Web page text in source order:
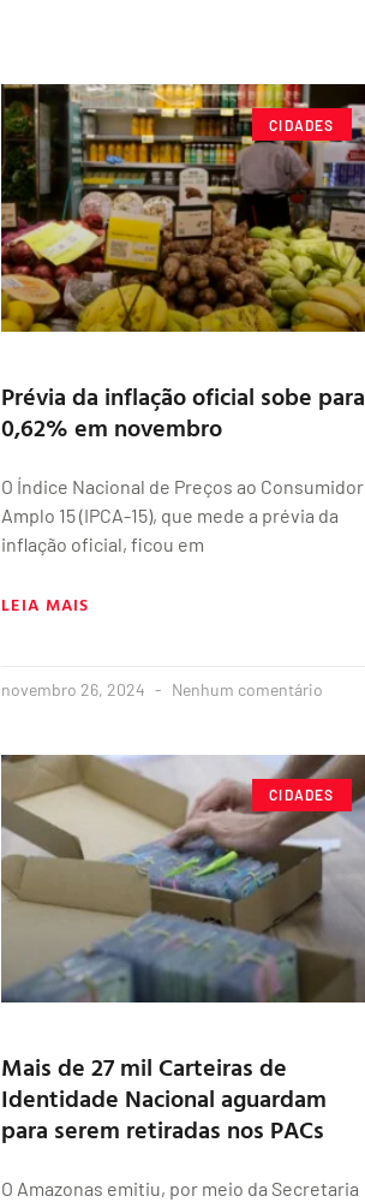
CIDADES
Prévia da inflação oficial sobe para
0,62% em novembro
O Índice Nacional de Preços ao Consumidor
Amplo 15 (IPCA-15), que mede a prévia da
inflação oficial, ficou em
LEIA MAIS
novembro 26, 2024 Nenhum comentário
CIDADES
Mais de 27 mil Carteiras de
Identidade Nacional aguardam
para serem retiradas nos PACs
O Amazonas emitiu, por meio da Secretaria